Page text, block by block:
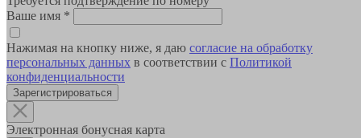
Ваше имя *
Нажимая на кнопку ниже, я даю согласие на обработку
персональных данных в соответствии с Политикой
конфиденциальности
Зарегистрироваться
Электронная бонусная карта